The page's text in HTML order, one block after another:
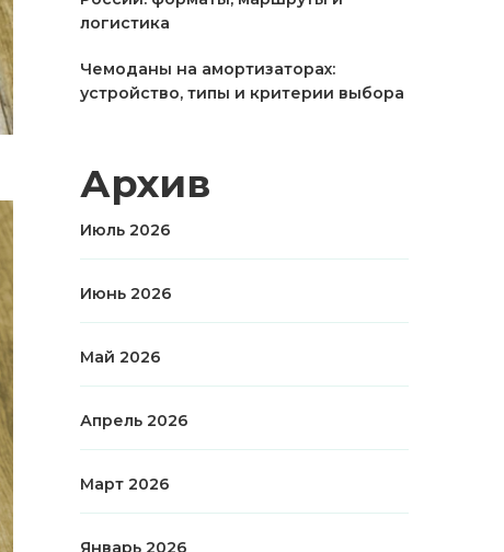
логистика
Чемоданы на амортизаторах:
устройство, типы и критерии выбора
Архив
Июль 2026
Июнь 2026
Май 2026
Апрель 2026
Март 2026
Январь 2026